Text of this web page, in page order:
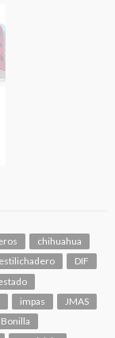
chihuahua
DIF
impas
JMAS